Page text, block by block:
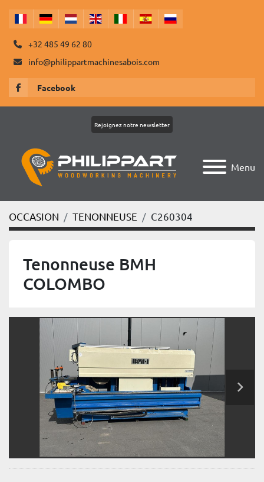
+32 485 49 62 80
info@philippartmachinesabois.com
Facebook
Menu
Rejoignez notre newsletter
OCCASION TENONNEUSE C260304
Tenonneuse BMH
COLOMBO